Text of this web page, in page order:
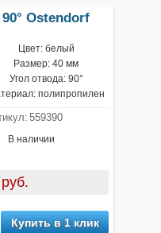
Ostendorf
Цвет: белый
Размер: 40 мм
Угол отвода: 90°
полипропилен
559390
В наличии
Купить в 1 клик